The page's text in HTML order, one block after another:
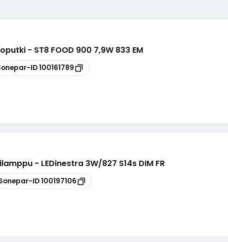
- ST8 FOOD 900 7,9W 833 EM
ID100161789
- LEDinestra 3W/827 S14s DIM FR
ID100197106